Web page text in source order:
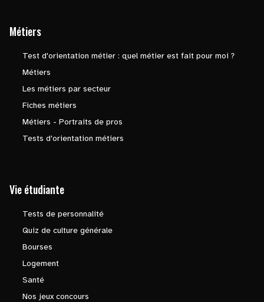
Métiers
Test d'orientation métier : quel métier est fait pour moi ?
Métiers
Les métiers par secteur
Fiches métiers
Métiers - Portraits de pros
Tests d'orientation métiers
Vie étudiante
Tests de personnalité
Quiz de culture générale
Bourses
Logement
Santé
Nos jeux concours